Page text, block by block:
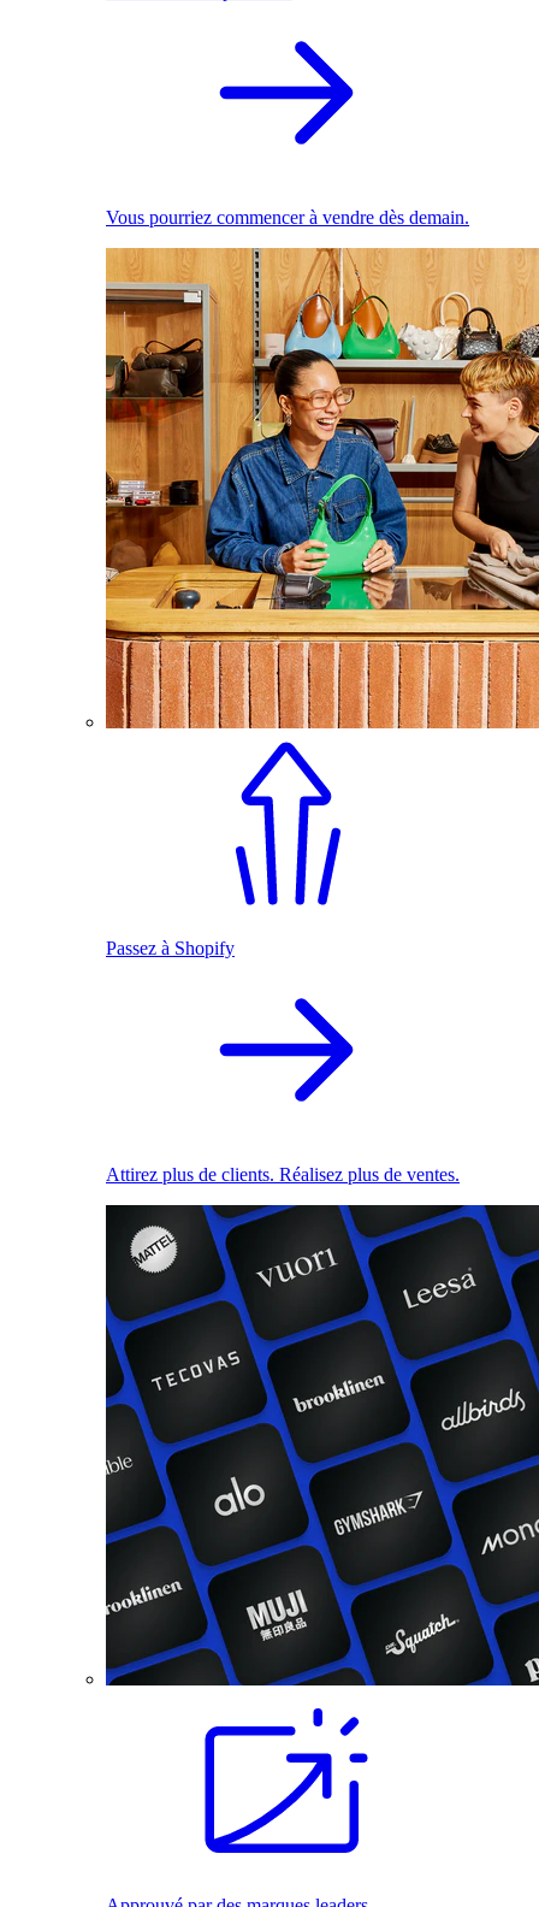
Vous pourriez commencer à vendre dès demain.
Passez à Shopify
Attirez plus de clients. Réalisez plus de ventes.